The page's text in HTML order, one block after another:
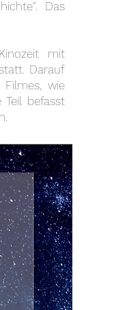
Das
mit
Darauf
wie
Teil befasst